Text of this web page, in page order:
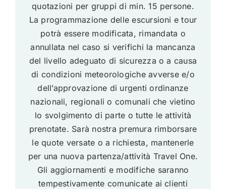
quotazioni per gruppi di min. 15 persone.
La programmazione delle escursioni e tour
potrà essere modificata, rimandata o
annullata nel caso si verifichi la mancanza
del livello adeguato di sicurezza o a causa
di condizioni meteorologiche avverse e/o
dell’approvazione di urgenti ordinanze
nazionali, regionali o comunali che vietino
lo svolgimento di parte o tutte le attività
prenotate. Sarà nostra premura rimborsare
le quote versate o a richiesta, mantenerle
per una nuova partenza/attività Travel One.
Gli aggiornamenti e modifiche saranno
tempestivamente comunicate ai clienti